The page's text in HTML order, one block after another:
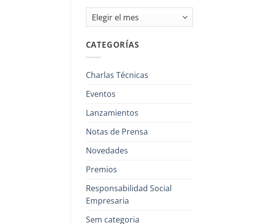
Archivos
CATEGORÍAS
Charlas Técnicas
Eventos
Lanzamientos
Notas de Prensa
Novedades
Premios
Responsabilidad Social
Empresaria
Sem categoria